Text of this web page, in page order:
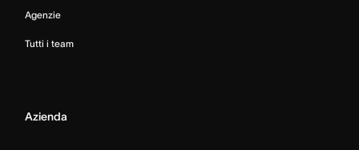
Agenzie
Tutti i team
Azienda